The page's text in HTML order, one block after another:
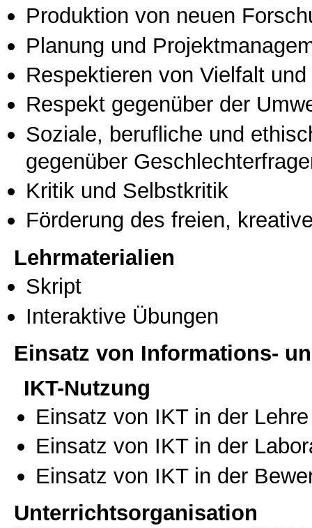
Produktion von neuen
Planung und
Respektieren von Vielfalt
Respekt gegenüber der
Soziale, berufliche und
gegenüber
Kritik und Selbstkritik
Förderung des freien,
Lehrmaterialien
Skript
Interaktive Übungen
Einsatz von Informations-
IKT-Nutzung
Einsatz von IKT in der Lehre
Einsatz von IKT in der
Einsatz von IKT in der
Unterrichtsorganisation